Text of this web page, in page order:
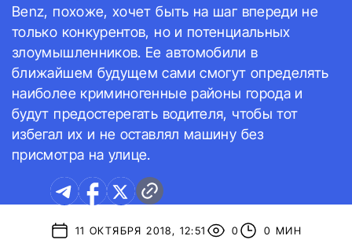
Benz, похоже, хочет быть на шаг впереди не
только конкурентов, но и потенциальных
злоумышленников. Ее автомобили в
ближайшем будущем сами смогут определять
наиболее криминогенные районы города и
будут предостерегать водителя, чтобы тот
избегал их и не оставлял машину без
присмотра на улице.
11 ОКТЯБРЯ 2018, 12:51 0 0 МИН